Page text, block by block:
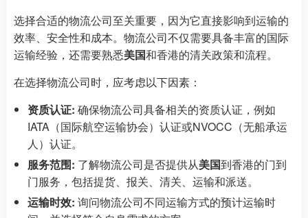
选择合适的物流公司至关重要，因为它直接影响到运输的
效率、安全性和成本。物流公司不仅需要具备丰富的国际
运输经验，还需要熟悉美国和香港的清关政策和流程。
在选择物流公司时，应考虑以下因素：
资质认证: 确保物流公司具备相关的资质认证，例如
IATA（国际航空运输协会）认证或NVOCC（无船承运
人）认证。
服务范围: 了解物流公司是否提供从美国到香港的门到
门服务，包括提货、报关、清关、运输和派送。
运输时效: 询问物流公司不同运输方式的预计运输时